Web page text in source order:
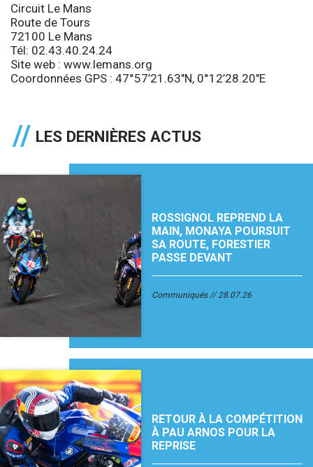
Circuit Le Mans
Route de Tours
72100 Le Mans
Tél: 02.43.40.24.24
Site web : www.lemans.org
Coordonnées GPS : 47°57’21.63″N, 0°12’28.20″E
LES DERNIÈRES ACTUS
ROSSIGNOL REPREND LA
MAIN, MONAYA POURSUIT
SA ROUTE, FORESTIER
PASSE DEVANT
Communiqués 28.07.26
RETOUR À LA COMPÉTITION
À PAU ARNOS POUR LA
REPRISE